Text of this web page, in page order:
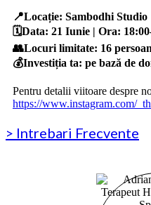
📍Locație: Sambodhi Studio
🗓️Data: 21 Iunie | Ora:
👥Locuri limitate: 16
💰Investiția ta: pe bază de
Pentru detalii viitoare despre
https://www.instagram.com/
> Intrebari Frecvente